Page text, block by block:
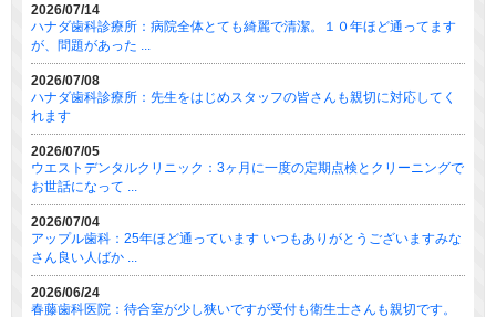
2026/07/14
ハナダ歯科診療所：病院全体とても綺麗で清潔。１０年ほど通ってます
が、問題があった ...
2026/07/08
ハナダ歯科診療所：先生をはじめスタッフの皆さんも親切に対応してく
れます
2026/07/05
ウエストデンタルクリニック：3ヶ月に一度の定期点検とクリーニングで
お世話になって ...
2026/07/04
アップル歯科：25年ほど通っています いつもありがとうございますみな
さん良い人ばか ...
2026/06/24
春藤歯科医院：待合室が少し狭いですが受付も衛生士さんも親切です。